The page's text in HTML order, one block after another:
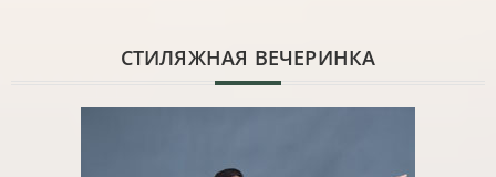
CТИЛЯЖНАЯ ВЕЧЕРИНКА